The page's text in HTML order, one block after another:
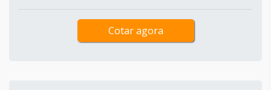
Cotar agora